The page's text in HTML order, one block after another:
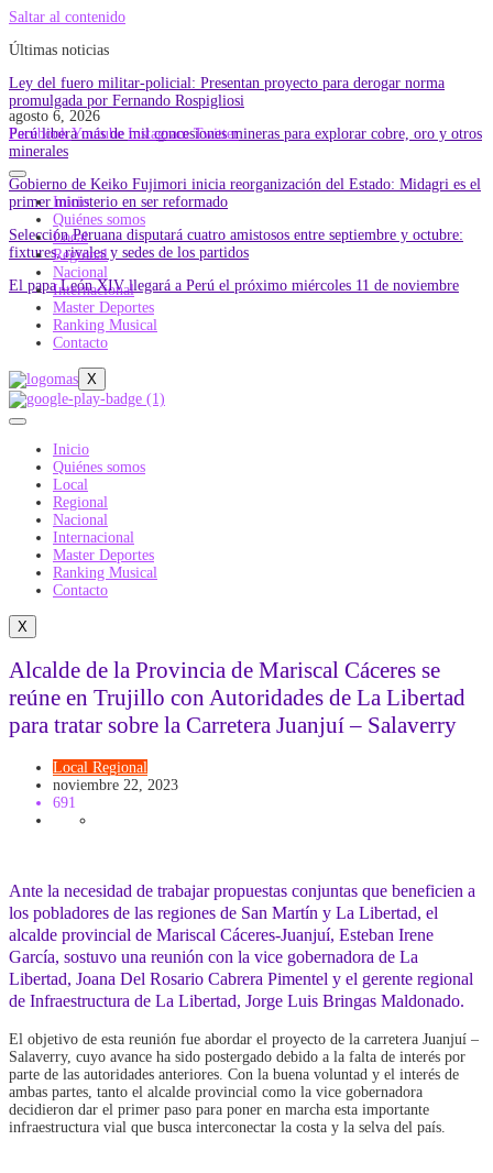
Saltar al contenido
Últimas noticias
Ley del fuero militar-policial: Presentan proyecto para derogar norma
promulgada por Fernando Rospigliosi
Perú libera más de mil concesiones mineras para explorar cobre, oro y otros
minerales
Gobierno de Keiko Fujimori inicia reorganización del Estado: Midagri es el
primer ministerio en ser reformado
Selección Peruana disputará cuatro amistosos entre septiembre y octubre:
fixtures, rivales y sedes de los partidos
El papa León XIV llegará a Perú el próximo miércoles 11 de noviembre
agosto 6, 2026
Facebook Youtube Instagram Twitter
Inicio
Quiénes somos
Local
Regional
Nacional
Internacional
Master Deportes
Ranking Musical
Contacto
X
Inicio
Quiénes somos
Local
Regional
Nacional
Internacional
Master Deportes
Ranking Musical
Contacto
X
Alcalde de la Provincia de Mariscal Cáceres se
reúne en Trujillo con Autoridades de La Libertad
para tratar sobre la Carretera Juanjuí – Salaverry
Local Regional
noviembre 22, 2023
691
Ante la necesidad de trabajar propuestas conjuntas que beneficien a
los pobladores de las regiones de San Martín y La Libertad, el
alcalde provincial de Mariscal Cáceres-Juanjuí, Esteban Irene
García, sostuvo una reunión con la vice gobernadora de La
Libertad, Joana Del Rosario Cabrera Pimentel y el gerente regional
de Infraestructura de La Libertad, Jorge Luis Bringas Maldonado.
El objetivo de esta reunión fue abordar el proyecto de la carretera Juanjuí –
Salaverry, cuyo avance ha sido postergado debido a la falta de interés por
parte de las autoridades anteriores. Con la buena voluntad y el interés de
ambas partes, tanto el alcalde provincial como la vice gobernadora
decidieron dar el primer paso para poner en marcha esta importante
infraestructura vial que busca interconectar la costa y la selva del país.